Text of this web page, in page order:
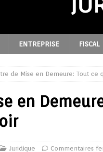
ENTREPRISE FISCAL
de Mise en Demeure: Tout ce
en
Juridique Commentaires